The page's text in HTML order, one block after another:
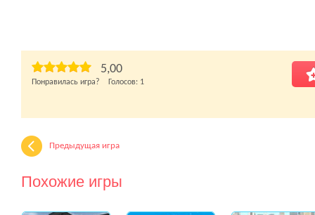
5,00
Понравилась игра? Голосов: 1
Предыдущая игра
Похожие игры